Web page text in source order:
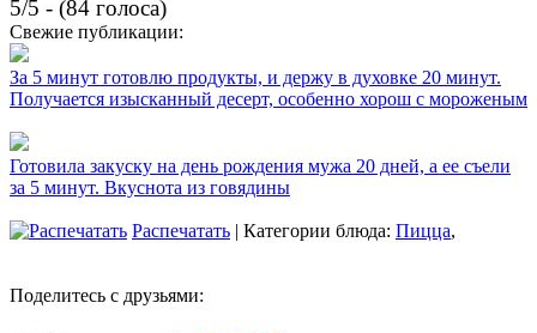
5/5 - (84 голоса)
Свежие публикации:
За 5 минут готовлю продукты, и держу в духовке 20 минут.
Получается изысканный десерт, особенно хорош с мороженым
Готовила закуску на день рождения мужа 20 дней, а ее съели
за 5 минут. Вкуснота из говядины
Распечатать | Категории блюда: Пицца,
Поделитесь с друзьями: